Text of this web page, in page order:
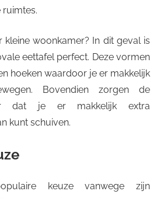
ruimtes.
kleine woonkamer? In dit geval is
eettafel perfect. Deze vormen
hoeken waardoor je er makkelijk
Bovendien zorgen de
dat je er makkelijk extra
kunt schuiven.
keuze vanwege zijn